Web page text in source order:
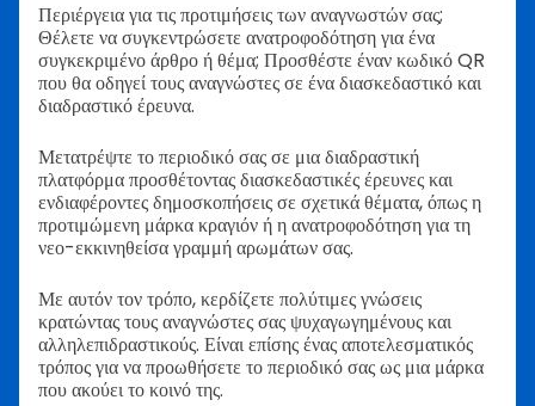
Περιέργεια για τις προτιμήσεις των αναγνωστών σας;
Θέλετε να συγκεντρώσετε ανατροφοδότηση για ένα
συγκεκριμένο άρθρο ή θέμα; Προσθέστε έναν κωδικό QR
που θα οδηγεί τους αναγνώστες σε ένα διασκεδαστικό και
διαδραστικό έρευνα.
Μετατρέψτε το περιοδικό σας σε μια διαδραστική
πλατφόρμα προσθέτοντας διασκεδαστικές έρευνες και
ενδιαφέροντες δημοσκοπήσεις σε σχετικά θέματα, όπως η
προτιμώμενη μάρκα κραγιόν ή η ανατροφοδότηση για τη
νεο-εκκινηθείσα γραμμή αρωμάτων σας.
Με αυτόν τον τρόπο, κερδίζετε πολύτιμες γνώσεις
κρατώντας τους αναγνώστες σας ψυχαγωγημένους και
αλληλεπιδραστικούς. Είναι επίσης ένας αποτελεσματικός
τρόπος για να προωθήσετε το περιοδικό σας ως μια μάρκα
που ακούει το κοινό της.